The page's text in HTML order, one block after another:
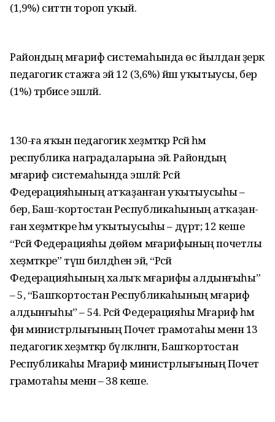
(1,9%) ситтән тороп уҡый.
Райондың мәғариф системаһында өс йылдан әҙерәк
педагогик стажға эйә 12 (3,6%) йәш уҡытыусы, бер
(1%) тәрбиәсе эшләй.
130-ға яҡын педагогик хеҙмәткәр Рәсәй һәм
республика наградаларына эйә. Райондың
мәғариф системаһында эшләй: Рәсәй
Федерацияһының атҡаҙанған уҡытыусыһы –
бер, Баш-ҡортостан Республикаһының атҡаҙан-
ған хеҙмәткәре һәм уҡытыусыһы – дүрт; 12 кеше
“Рәсәй Федерацияһы дөйөм мәғарифының почетлы
хеҙмәткәре” түш билдәһенә эйә, “Рәсәй
Федерацияһының халыҡ мәғарифы алдынғыһы”
– 5, “Башҡортостан Республикаһының мәғариф
алдынғыһы” – 54. Рәсәй Федерацияһы Мәғариф һәм
фән министрлығының Почет грамотаһы менән 13
педагогик хеҙмәткәр бүләкләнгән, Башҡортостан
Республикаһы Мәғариф министрлығының Почет
грамотаһы менән – 38 кеше.